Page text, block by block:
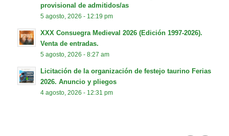
provisional de admitidos/as
5 agosto, 2026 - 12:19 pm
XXX Consuegra Medieval 2026 (Edición 1997-2026).
Venta de entradas.
5 agosto, 2026 - 8:27 am
Licitación de la organización de festejo taurino Ferias
2026. Anuncio y pliegos
4 agosto, 2026 - 12:31 pm